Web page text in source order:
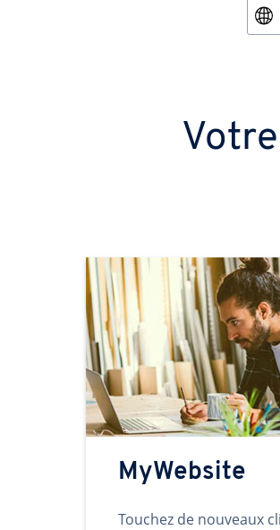
MyWebsite
Touchez de nouveaux